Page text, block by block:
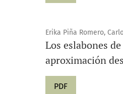
Erika Piña Romero,
Los eslabones
aproximación
PDF